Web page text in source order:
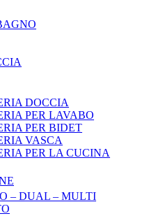
DOCCIA
PER LAVABO
PER BIDET
VASCA
PER LA CUCINA
– DUAL – MULTI